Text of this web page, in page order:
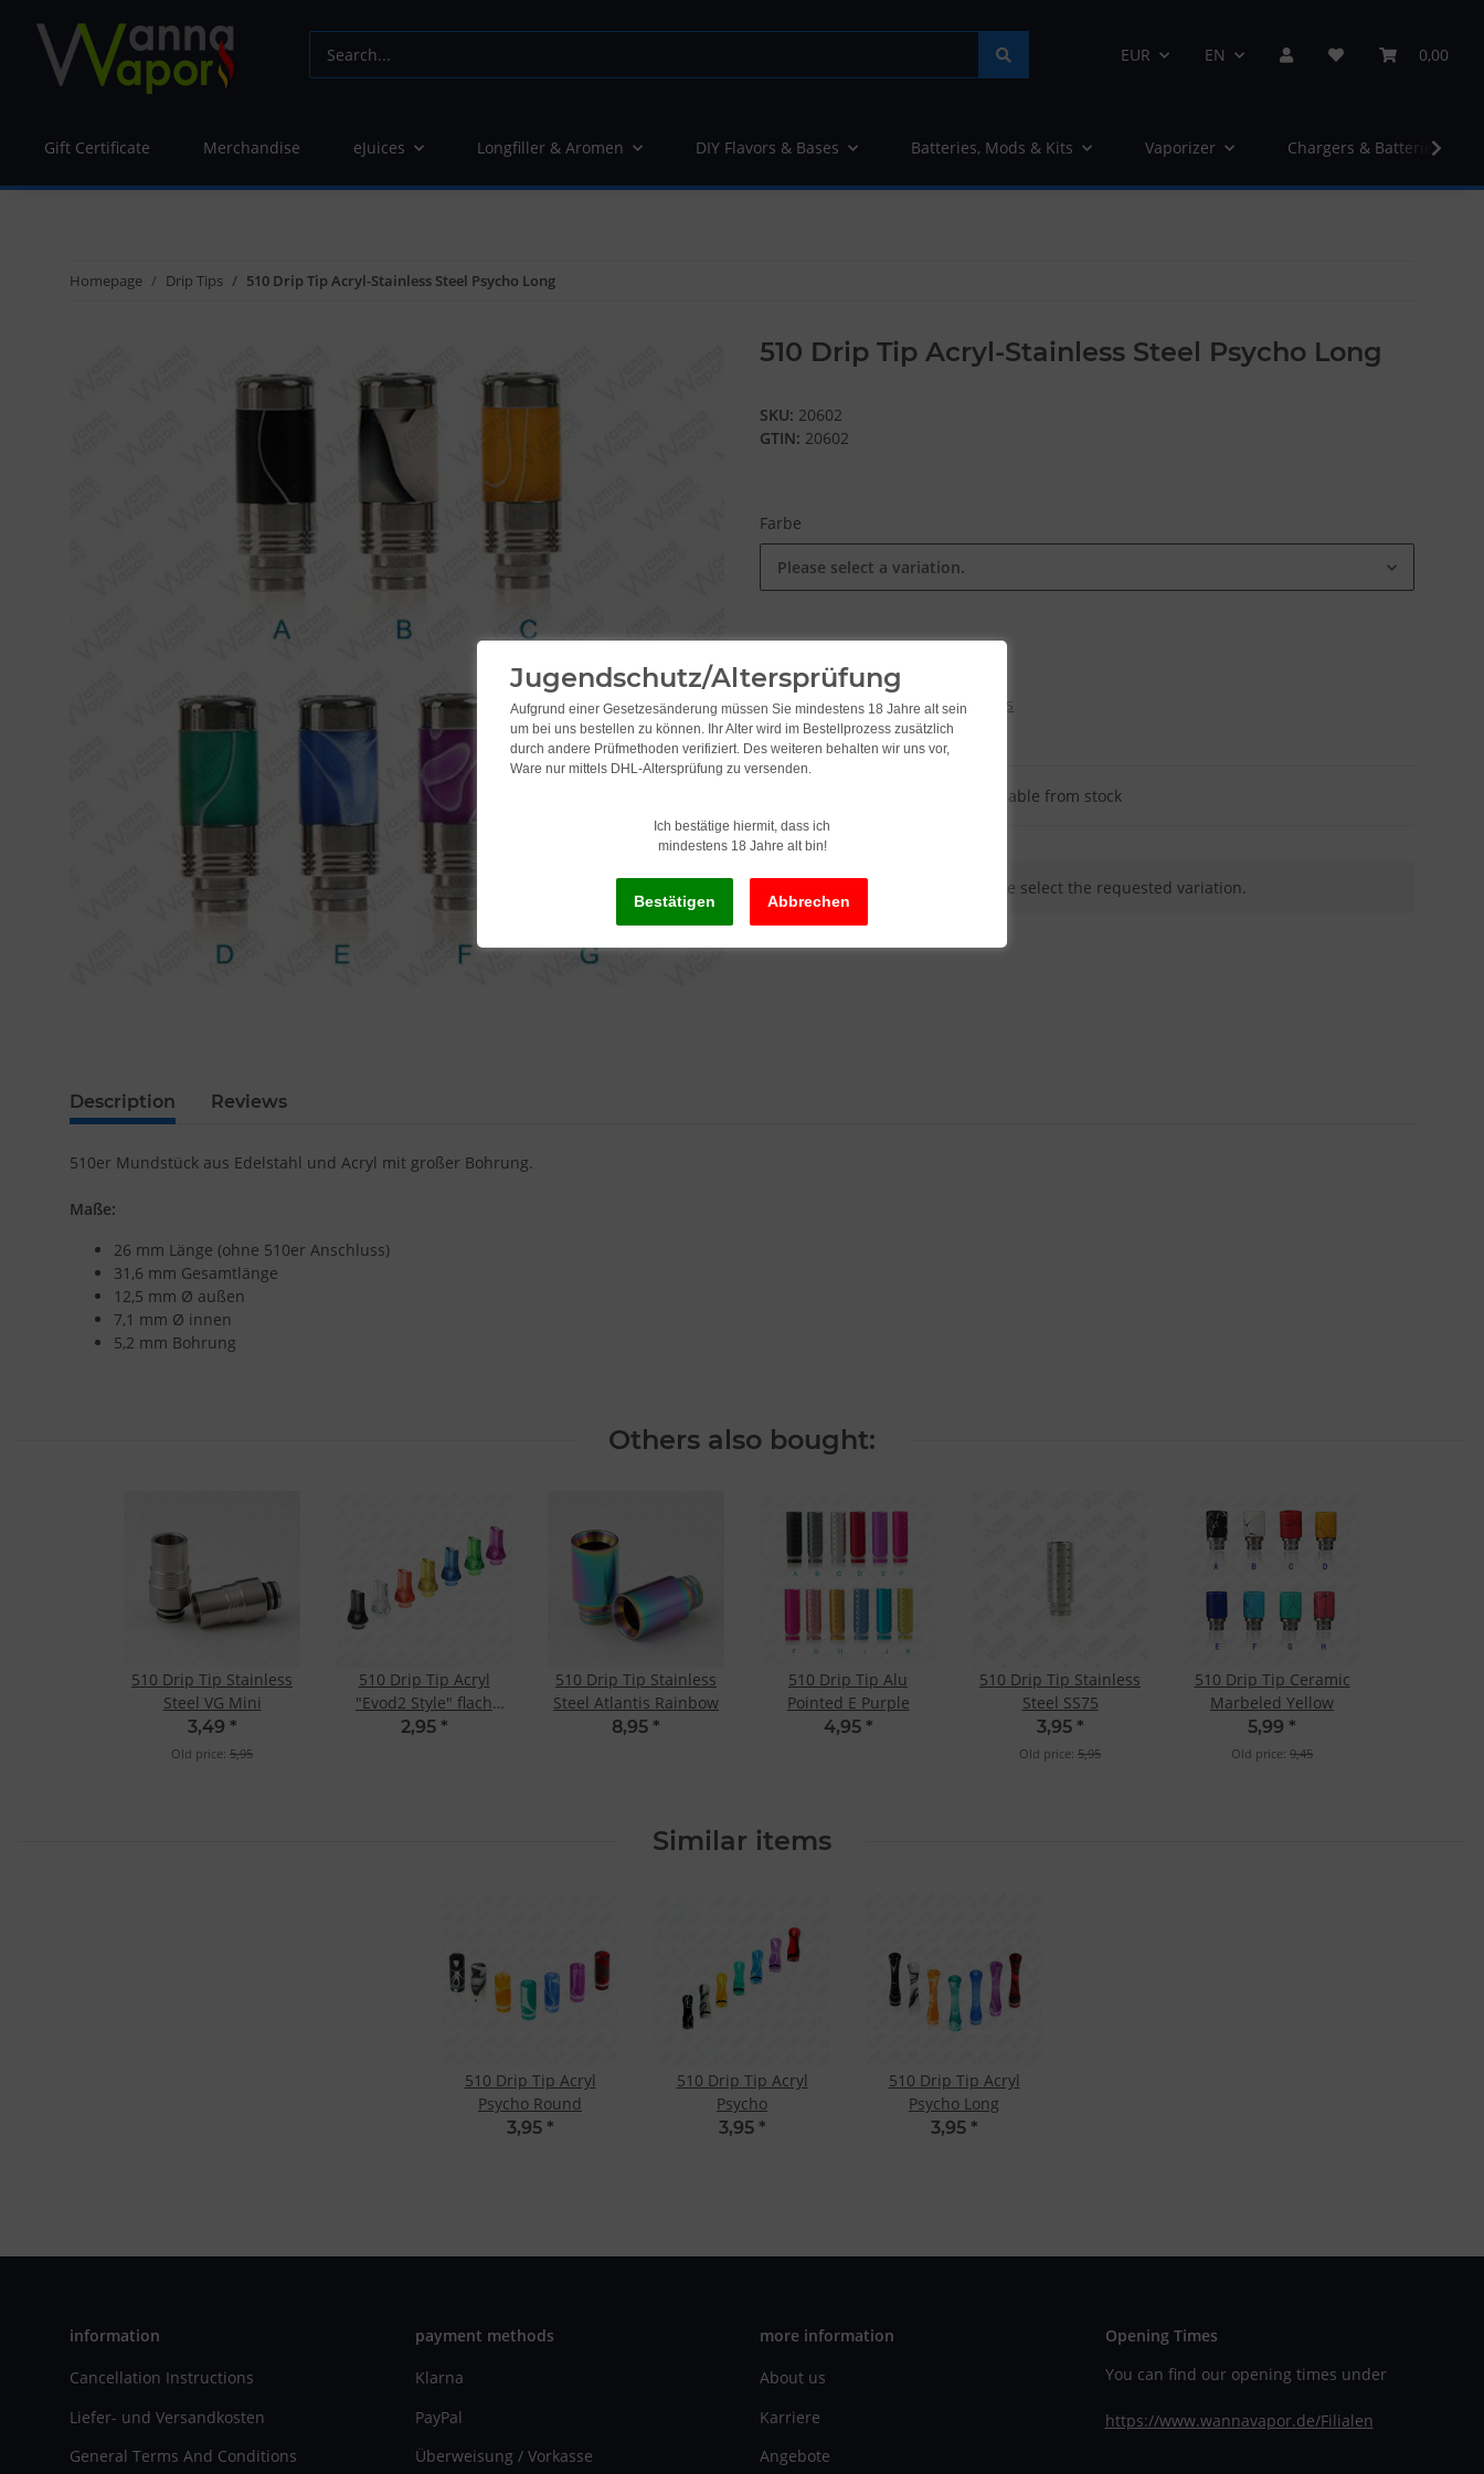
EUR EN 0,00
Gift Certificate Merchandise eJuices Longfiller & Aromen DIY Flavors & Bases Batteries, Mods & Kits Vaporizer Chargers & Batteries
Homepage Drip Tips 510 Drip Tip Acryl-Stainless Steel Psycho Long
510 Drip Tip Acryl-Stainless Steel Psycho Long
SKU: 20602
GTIN: 20602
Farbe
Please select a variation.
4,99
incl. 19% VAT , plusshipping costs
Old price: 6,95
Delivery status: Immediately available from stock
This item has variations. Please select the requested variation.
Description Reviews
510er Mundstück aus Edelstahl und Acryl mit großer Bohrung.
Maße:
26 mm Länge (ohne 510er Anschluss)
31,6 mm Gesamtlänge
12,5 mm Ø außen
7,1 mm Ø innen
5,2 mm Bohrung
Others also bought:
510 Drip Tip Stainless
Steel VG Mini
3,49 *
Old price: 5,95
510 Drip Tip Acryl
"Evod2 Style" flach
Transparent
2,95 *
510 Drip Tip Stainless
Steel Atlantis Rainbow
8,95 *
510 Drip Tip Alu
Pointed E Purple
4,95 *
510 Drip Tip Stainless
Steel SS75
3,95 *
Old price: 5,95
510 Drip Tip Ceramic
Marbeled Yellow
5,99 *
Old price: 9,45
Similar items
510 Drip Tip Acryl
Psycho Round
3,95 *
510 Drip Tip Acryl
Psycho
3,95 *
510 Drip Tip Acryl
Psycho Long
3,95 *
information
Cancellation Instructions
Liefer- und Versandkosten
General Terms And Conditions
payment methods
Klarna
PayPal
Überweisung / Vorkasse
more information
About us
Karriere
Angebote
Opening Times
You can find our opening times under
https://www.wannavapor.de/Filialen
Jugendschutz/Altersprüfung
Aufgrund einer Gesetzesänderung müssen Sie mindestens 18 Jahre alt sein
um bei uns bestellen zu können. Ihr Alter wird im Bestellprozess zusätzlich
durch andere Prüfmethoden verifiziert. Des weiteren behalten wir uns vor,
Ware nur mittels DHL-Altersprüfung zu versenden.
Ich bestätige hiermit, dass ich
mindestens 18 Jahre alt bin!